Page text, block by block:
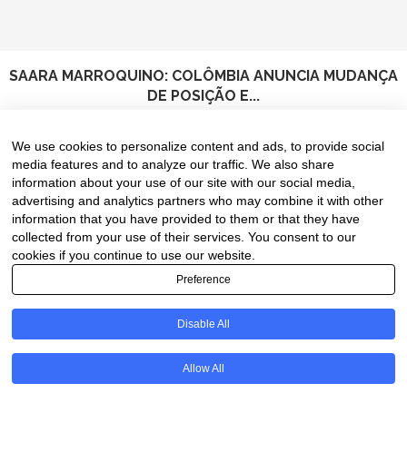
SAARA MARROQUINO: COLÔMBIA ANUNCIA MUDANÇA
DE POSIÇÃO E...
We use cookies to personalize content and ads, to provide social
media features and to analyze our traffic. We also share
information about your use of our site with our social media,
advertising and analytics partners who may combine it with other
information that you have provided to them or that they have
collected from your use of their services. You consent to our
cookies if you continue to use our website.
Preference
Disable All
Allow All